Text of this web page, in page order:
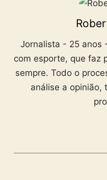
Jornalista - 25 anos
com esporte, que faz
sempre. Todo o
análise a opinião,